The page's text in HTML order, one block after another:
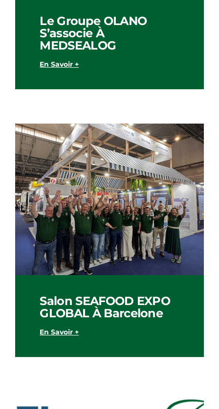
Le Groupe OLANO
S’associe À
MEDSEALOG
En Savoir +
Salon SEAFOOD EXPO
GLOBAL À Barcelone
En Savoir +